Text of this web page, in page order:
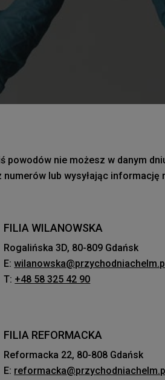
powodów nie możesz w danym
lub wysyłając informację
FILIA WILANOWSKA
Rogalińska 3D, 80-809 Gdańsk
E:
T: +48 58 325 42 90
FILIA REFORMACKA
Reformacka 22, 80-808 Gdańsk
E: